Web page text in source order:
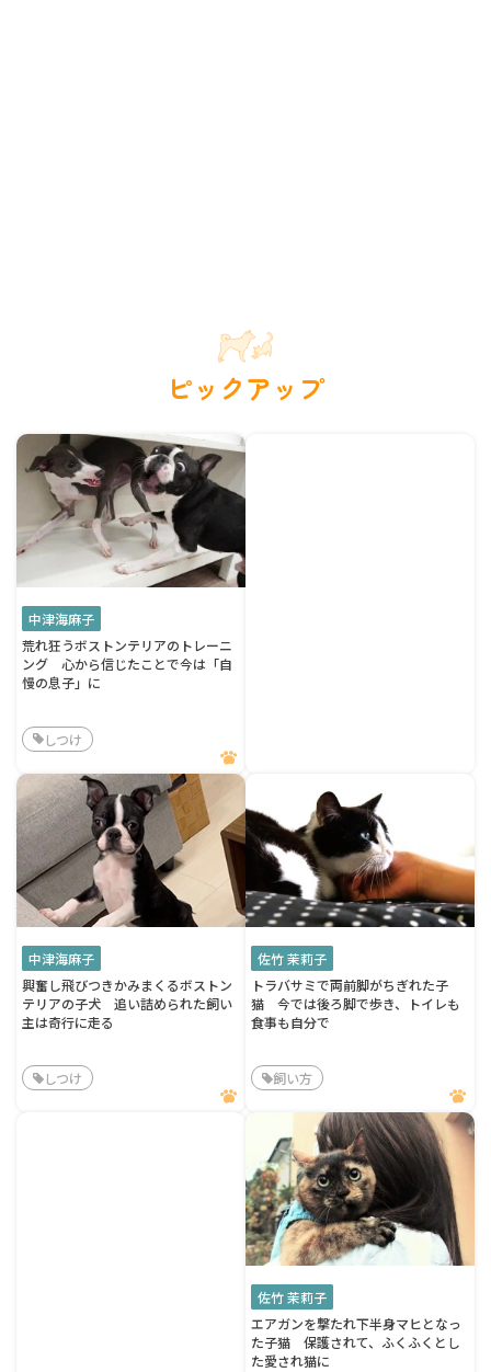
ピックアップ
中津海麻子
荒れ狂うボストンテリアのトレーニ
ング 心から信じたことで今は「自
慢の息子」に
しつけ
中津海麻子
興奮し飛びつきかみまくるボストン
テリアの子犬 追い詰められた飼い
主は奇行に走る
しつけ
佐竹 茉莉子
トラバサミで両前脚がちぎれた子
猫 今では後ろ脚で歩き、トイレも
食事も自分で
飼い方
佐竹 茉莉子
エアガンを撃たれ下半身マヒとなっ
た子猫 保護されて、ふくふくとし
た愛され猫に